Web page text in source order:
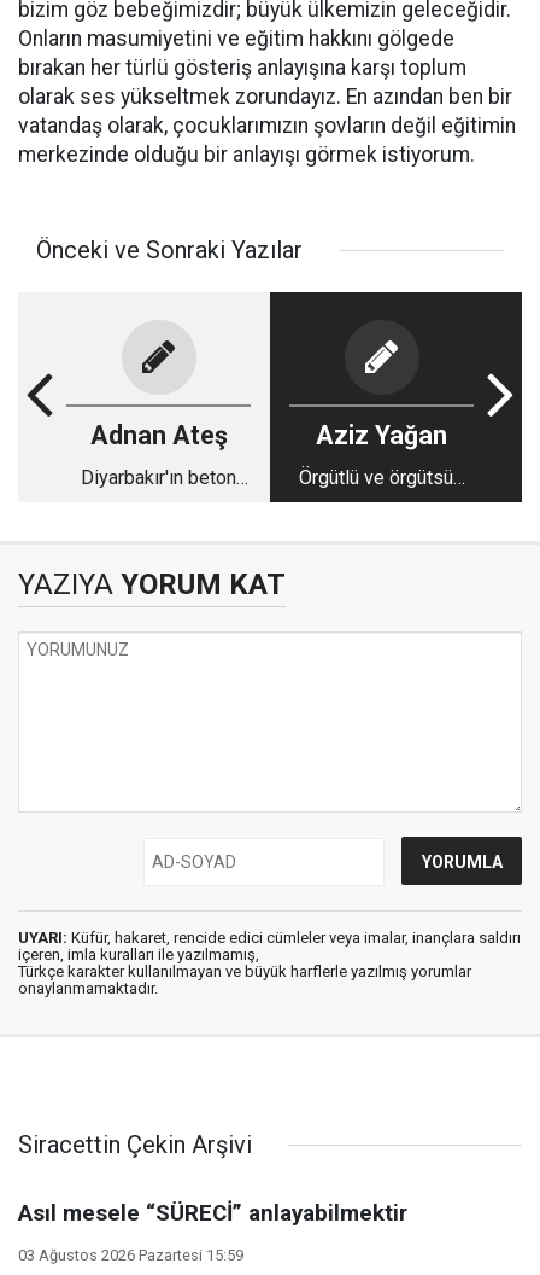
bizim göz bebeğimizdir; büyük ülkemizin geleceğidir.
Onların masumiyetini ve eğitim hakkını gölgede
bırakan her türlü gösteriş anlayışına karşı toplum
olarak ses yükseltmek zorundayız. En azından ben bir
vatandaş olarak, çocuklarımızın şovların değil eğitimin
merkezinde olduğu bir anlayışı görmek istiyorum.
Önceki ve Sonraki Yazılar
Adnan Ateş
Diyarbakır'ın beton
Aziz Yağan
Örgütlü ve örgütsüz
oligarşik statüko
YAZIYA YORUM KAT
UYARI: Küfür, hakaret, rencide edici cümleler veya imalar, inançlara saldırı
içeren, imla kuralları ile yazılmamış,
Türkçe karakter kullanılmayan ve büyük harflerle yazılmış yorumlar
onaylanmamaktadır.
Siracettin Çekin Arşivi
Asıl mesele “SÜRECİ” anlayabilmektir
03 Ağustos 2026 Pazartesi 15:59